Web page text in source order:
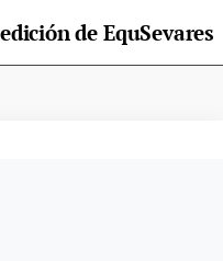
de EquSevares